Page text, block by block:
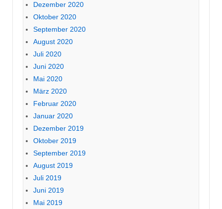
Dezember 2020
Oktober 2020
September 2020
August 2020
Juli 2020
Juni 2020
Mai 2020
März 2020
Februar 2020
Januar 2020
Dezember 2019
Oktober 2019
September 2019
August 2019
Juli 2019
Juni 2019
Mai 2019